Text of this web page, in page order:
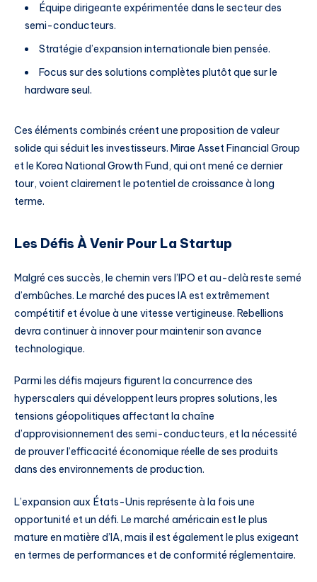
Équipe dirigeante expérimentée dans le secteur des
semi-conducteurs.
Stratégie d’expansion internationale bien pensée.
Focus sur des solutions complètes plutôt que sur le
hardware seul.
Ces éléments combinés créent une proposition de valeur
solide qui séduit les investisseurs. Mirae Asset Financial Group
et le Korea National Growth Fund, qui ont mené ce dernier
tour, voient clairement le potentiel de croissance à long
terme.
Les Défis À Venir Pour La Startup
Malgré ces succès, le chemin vers l’IPO et au-delà reste semé
d’embûches. Le marché des puces IA est extrêmement
compétitif et évolue à une vitesse vertigineuse. Rebellions
devra continuer à innover pour maintenir son avance
technologique.
Parmi les défis majeurs figurent la concurrence des
hyperscalers qui développent leurs propres solutions, les
tensions géopolitiques affectant la chaîne
d’approvisionnement des semi-conducteurs, et la nécessité
de prouver l’efficacité économique réelle de ses produits
dans des environnements de production.
L’expansion aux États-Unis représente à la fois une
opportunité et un défi. Le marché américain est le plus
mature en matière d’IA, mais il est également le plus exigeant
en termes de performances et de conformité réglementaire.